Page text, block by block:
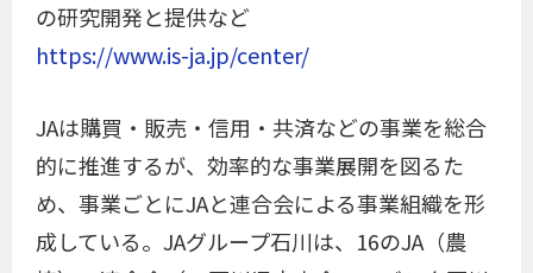
の研究開発と提供など
https://www.is-ja.jp/center/
JAは購買・販売・信用・共済などの事業を総合
的に推進するが、効率的な事業展開を図るた
め、事業ごとにJAと連合会による事業組織を形
成している。JAグループ石川は、16のJA（農